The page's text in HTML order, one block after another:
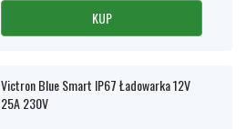
KUP
Victron Blue Smart IP67 Ładowarka 12V
25A 230V